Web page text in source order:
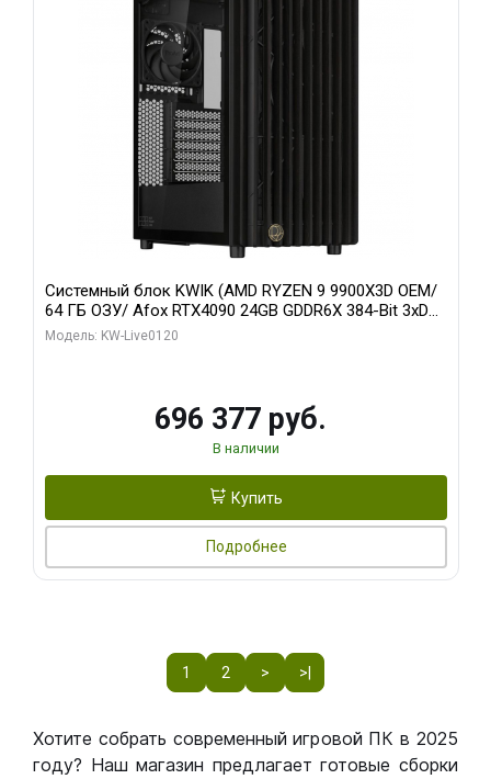
Системный блок KWIK (AMD RYZEN 9 9900X3D OEM/
64 ГБ ОЗУ/ Afox RTX4090 24GB GDDR6X 384-Bit 3xDP
HDMI ATX Turbo/ 1 ТБ SSD)
Модель: KW-Live0120
696 377 руб.
В наличии
Купить
Подробнее
1 2 > >|
Хотите собрать современный игровой ПК в 2025
году? Наш магазин предлагает готовые сборки